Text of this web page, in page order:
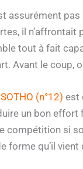
assurément
il
tout à fait
Avant le coup,
(n°12) est
un bon effort
compétition si
forme qu’il